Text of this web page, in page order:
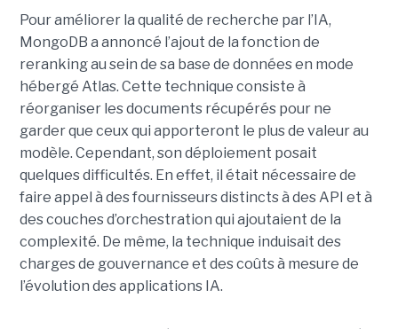
Pour améliorer la qualité de recherche par l’IA,
MongoDB a annoncé l’ajout de la fonction de
reranking au sein de sa base de données en mode
hébergé Atlas. Cette technique consiste à
réorganiser les documents récupérés pour ne
garder que ceux qui apporteront le plus de valeur au
modèle. Cependant, son déploiement posait
quelques difficultés. En effet, il était nécessaire de
faire appel à des fournisseurs distincts à des API et à
des couches d’orchestration qui ajoutaient de la
complexité. De même, la technique induisait des
charges de gouvernance et des coûts à mesure de
l’évolution des applications IA.